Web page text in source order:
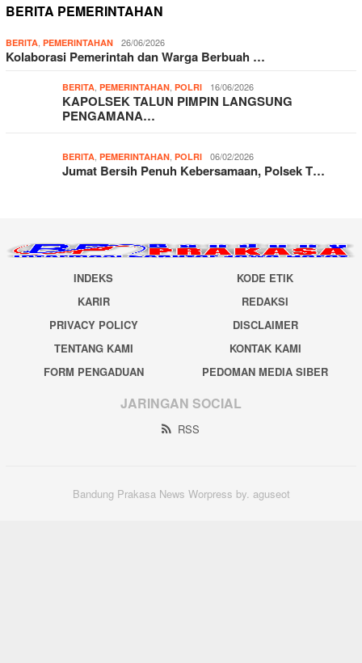
BERITA PEMERINTAHAN
BERITA PEMERINTAHAN 26/06/2026
Kolaborasi Pemerintah dan Warga Berbuah …
BERITA PEMERINTAHAN POLRI 16/06/2026
KAPOLSEK TALUN PIMPIN LANGSUNG
PENGAMANA…
BERITA PEMERINTAHAN POLRI 06/02/2026
Jumat Bersih Penuh Kebersamaan, Polsek T…
INDEKS
KODE ETIK
KARIR
REDAKSI
PRIVACY POLICY
DISCLAIMER
TENTANG KAMI
KONTAK KAMI
FORM PENGADUAN
PEDOMAN MEDIA SIBER
JARINGAN SOCIAL
RSS
Bandung Prakasa News Worpress by. aguseot